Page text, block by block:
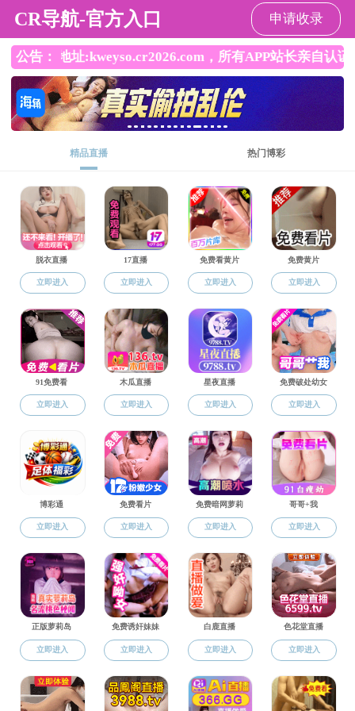
师资队伍
当前位置：sm调教 师资队伍 水产养殖系 实验、工程系列
实验、工程系列
张凯强 田传远
第一页 <<上一页 下一页>> 尾页